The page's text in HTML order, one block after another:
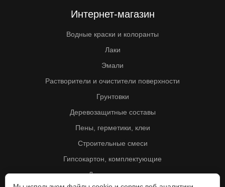
Интернет-магазин
Водные краски и колоранты
Лаки
Эмали
Растворители и очистители поверхности
Грунтовки
Деревозащитные составы
Пены, герметики, клеи
Строительные смеси
Гипсокартон, комплектующие
Другие товары